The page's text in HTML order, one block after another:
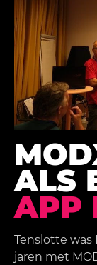
ALS
APP
Tenslotte was
jaren met